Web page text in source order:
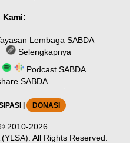
Kami:
Lembaga SABDA
Selengkapnya
Podcast SABDA
SABDA
DONASI
2010-2026
All Rights Reserved.